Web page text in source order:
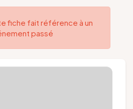
fiche fait référence à un
passé